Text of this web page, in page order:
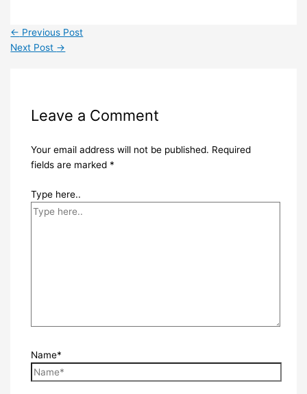
← Previous Post
Next Post →
Leave a Comment
Your email address will not be published. Required
fields are marked *
Type here..
Name*